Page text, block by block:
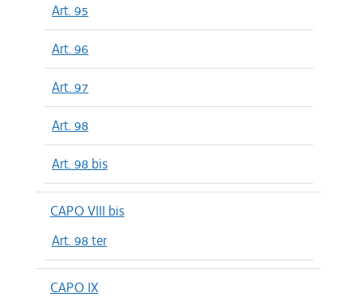
Art. 95
Art. 96
Art. 97
Art. 98
Art. 98 bis
CAPO VIII bis
Art. 98 ter
CAPO IX